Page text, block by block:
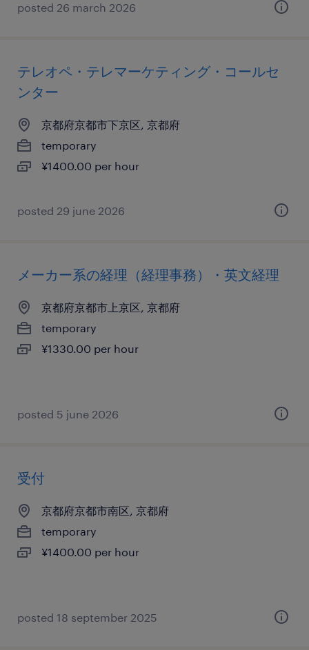
posted 26 march 2026
テレオペ・テレマーケティング・コールセ
ンター
京都府京都市下京区, 京都府
temporary
¥1400.00 per hour
posted 29 june 2026
メーカー系の経理（経理事務）・英文経理
京都府京都市上京区, 京都府
temporary
¥1330.00 per hour
posted 5 june 2026
受付
京都府京都市南区, 京都府
temporary
¥1400.00 per hour
posted 18 september 2025